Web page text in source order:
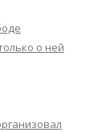
о ней